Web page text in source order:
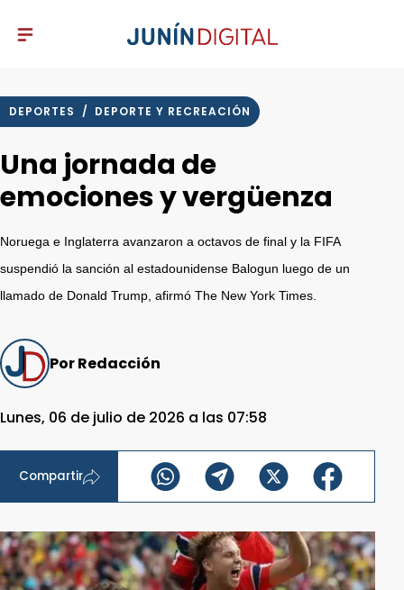
DEPORTES / DEPORTE Y RECREACIÓN
Una jornada de
emociones y vergüenza
Noruega e Inglaterra avanzaron a octavos de final y la FIFA
suspendió la sanción al estadounidense Balogun luego de un
llamado de Donald Trump, afirmó The New York Times.
Por Redacción
Lunes, 06 de julio de 2026 a las 07:58
Compartir